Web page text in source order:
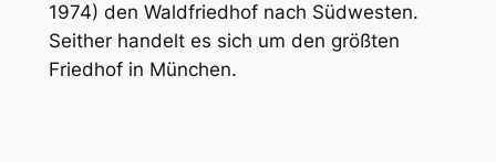
1974) den Waldfriedhof nach Südwesten.
Seither handelt es sich um den größten
Friedhof in München.